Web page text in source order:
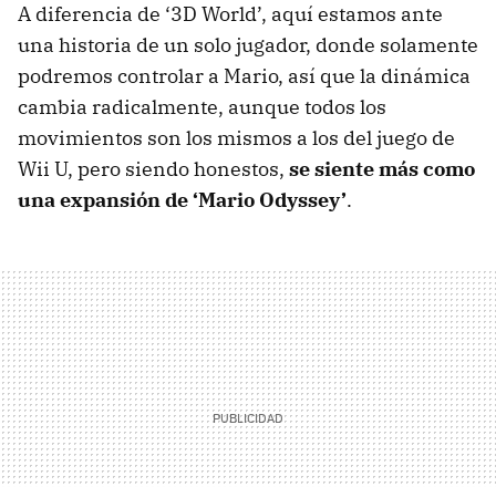
A diferencia de ‘3D World’, aquí estamos ante
una historia de un solo jugador, donde solamente
podremos controlar a Mario, así que la dinámica
cambia radicalmente, aunque todos los
movimientos son los mismos a los del juego de
Wii U, pero siendo honestos, se siente más como
una expansión de ‘Mario Odyssey’.